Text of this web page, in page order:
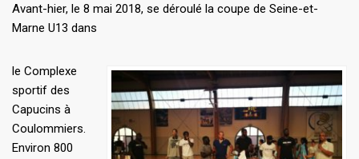
Avant-hier, le 8 mai 2018, se déroulé la coupe de Seine-et-
Marne U13 dans
le Complexe
sportif des
Capucins à
Coulommiers.
Environ 800